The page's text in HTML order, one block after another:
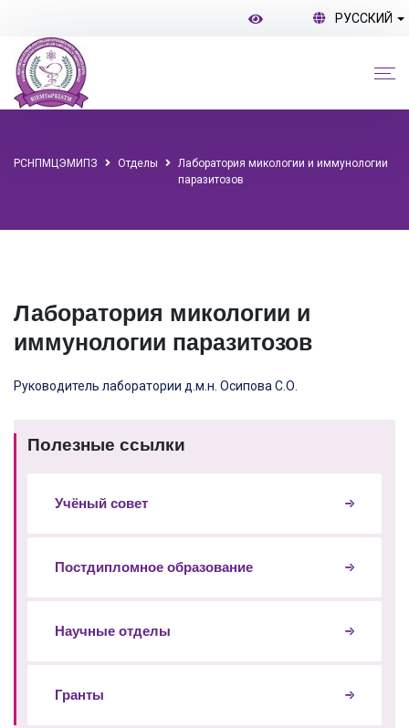
РУССКИЙ
РСНПМЦЭМИПЗ Отделы
Лаборатория микологии и иммунологии
паразитозов
Лаборатория микологии и
иммунологии паразитозов
Руководитель лаборатории д.м.н. Осипова С.О.
Полезные ссылки
Учёный совет
Постдипломное образование
Научные отделы
Гранты